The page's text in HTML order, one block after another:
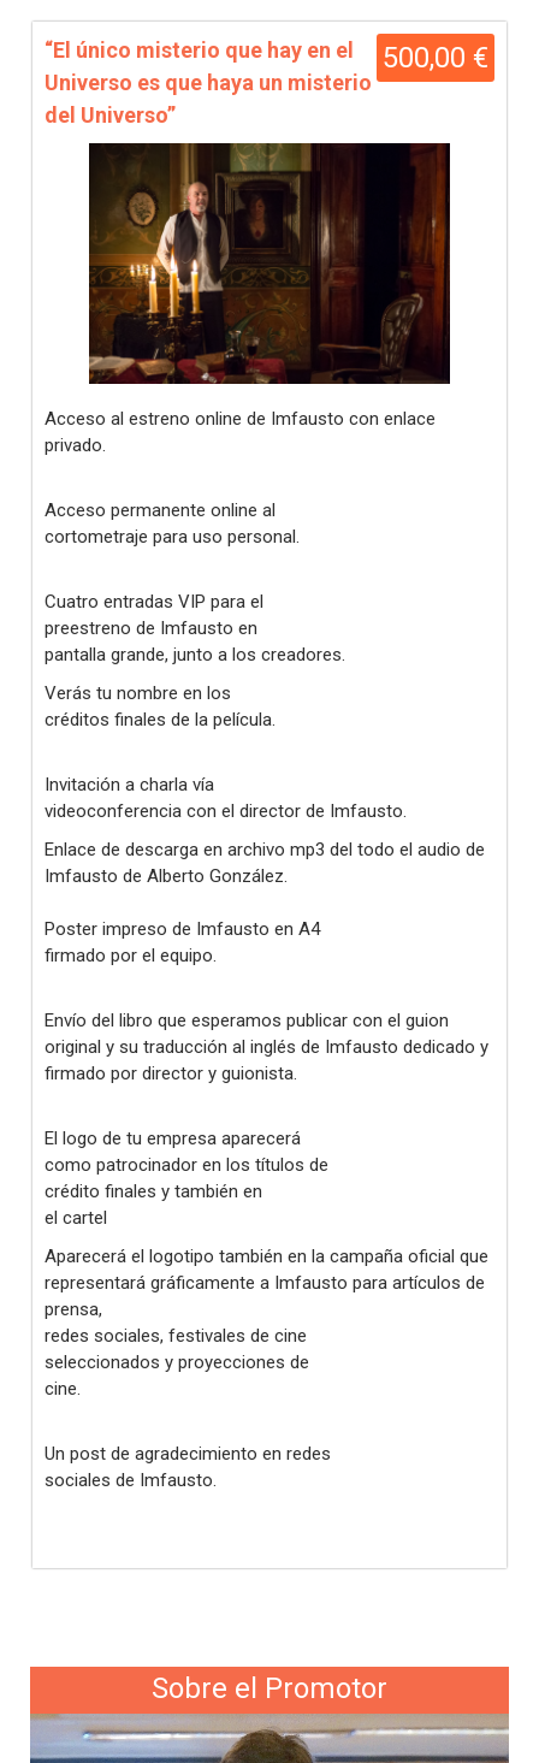
500,00 €
“El único misterio que hay en el
Universo es que haya un misterio
del Universo”
Acceso al estreno online de Imfausto con enlace
privado.
Acceso permanente online al
cortometraje para uso personal.
Cuatro entradas VIP para el
preestreno de Imfausto en
pantalla grande, junto a los creadores.
Verás tu nombre en los
créditos finales de la película.
Invitación a charla vía
videoconferencia con el director de Imfausto.
Enlace de descarga en archivo mp3 del todo el audio de
Imfausto de Alberto González.
Poster impreso de Imfausto en A4
firmado por el equipo.
Envío del libro que esperamos publicar con el guion
original y su traducción al inglés de Imfausto dedicado y
firmado por director y guionista.
El logo de tu empresa aparecerá
como patrocinador en los títulos de
crédito finales y también en
el cartel
Aparecerá el logotipo también en la campaña oficial que
representará gráficamente a Imfausto para artículos de
prensa,
redes sociales, festivales de cine
seleccionados y proyecciones de
cine.
Un post de agradecimiento en redes
sociales de Imfausto.
Sobre el Promotor